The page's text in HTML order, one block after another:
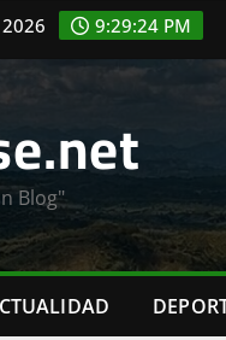
9:29:26 PM
Blog"